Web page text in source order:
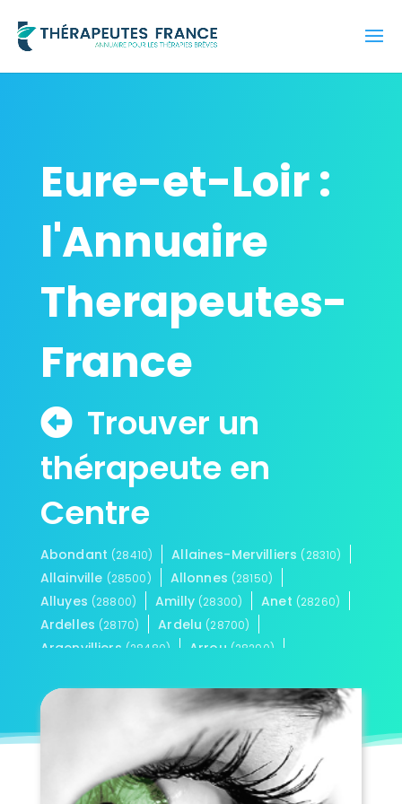
Eure-et-Loir :
l'Annuaire
Therapeutes-
France
Trouver un
thérapeute en
Centre
Abondant (28410) Allaines-Mervilliers (28310)
Allainville (28500) Allonnes (28150)
Alluyes (28800) Amilly (28300) Anet (28260)
Ardelles (28170) Ardelu (28700)
Argenvilliers (28480) Arrou (28290)
Aunay-sous-Crécy
Auneau-Bleury-Saint-Symphorien(28700)
Les Autels-Villevillon(28330)
(28220) Authon-du-Perche (28330)
Baigneaux(28140)